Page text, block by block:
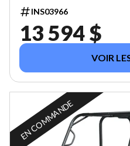
INS03966
13 594 $
VOIR
EN COMMANDE